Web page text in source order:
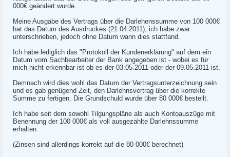
000€ geändert wurde.
Meine Ausgabe des Vertrags über die Darlehenssumme von 100 000€
hat das Datum des Ausdruckes (21.04.2011), ich habe zwar
unterschrieben, jedoch ohne Datum wann dies stattfand.
Ich habe lediglich das "Protokoll der Kundenerklärung" auf dem ein
Datum vom Sachbearbeiter der Bank angegeben ist - wobei es für
mich nicht erkennbar ist ob es der 03.05.2011 oder der 09.05.2011 ist.
Demnach wird dies wohl das Datum der Vertragsunterzeichnung sein
und es gab genügend Zeit, den Darlehnsvertrag über die korrekte
Summe zu fertigen. Die Grundschuld wurde über 80 000€ bestellt.
Ich habe seit dem sowohl Tilgungspläne als auch Kontoauszüge mit
Benennung der 100 000€ als voll ausgezahlte Darlehnssumme
erhalten.
(Zinsen sind allerdings korrekt auf die 80 000€ berechnet)